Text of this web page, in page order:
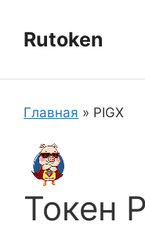
содержимому
Rutoken
Главная » PIGX
Токен